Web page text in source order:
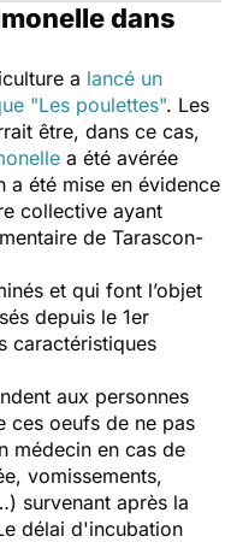
dans
a lancé un
"Les poulettes". Les
être, dans ce cas,
a été avérée
a été mise en évidence
collective ayant
de Tarascon-
et qui font l’objet
depuis le 1er
caractéristiques
aux personnes
ces oeufs de ne pas
médecin en cas de
vomissements,
survenant après la
délai d'incubation